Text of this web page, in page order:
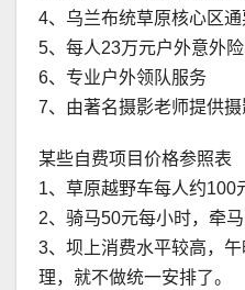
4、乌兰布统草原核心区通
5、每人23万元户外意外险
6、专业户外领队服务
7、由著名摄影老师提供
某些自费项目价格参照表
1、草原越野车每人约100
2、骑马50元每小时，牵
3、坝上消费水平较高，
理，就不做统一安排了。